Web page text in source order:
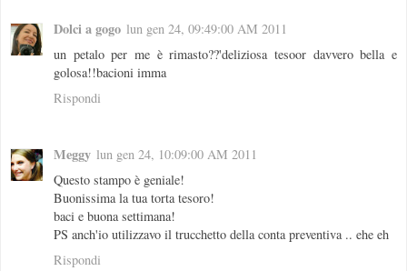
Dolci a gogo lun gen 24, 09:49:00 AM 2011
un petalo per me è rimasto??'deliziosa tesoor davvero bella e
golosa!!bacioni imma
Rispondi
Meggy lun gen 24, 10:09:00 AM 2011
Questo stampo è geniale!
Buonissima la tua torta tesoro!
baci e buona settimana!
PS anch'io utilizzavo il trucchetto della conta preventiva .. ehe eh
Rispondi